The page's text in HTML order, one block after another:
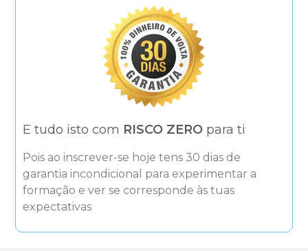
E tudo isto com RISCO ZERO para ti
Pois ao inscrever-se hoje tens 30 dias de
garantia incondicional para experimentar a
formação e ver se corresponde às tuas
expectativas